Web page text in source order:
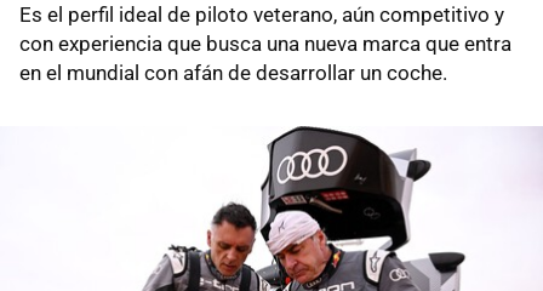
Es el perfil ideal de piloto veterano, aún competitivo y
con experiencia que busca una nueva marca que entra
en el mundial con afán de desarrollar un coche.